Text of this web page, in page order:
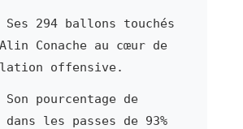
294 ballons touchés
Conache au cœur de
offensive.
pourcentage de
les passes de 93%